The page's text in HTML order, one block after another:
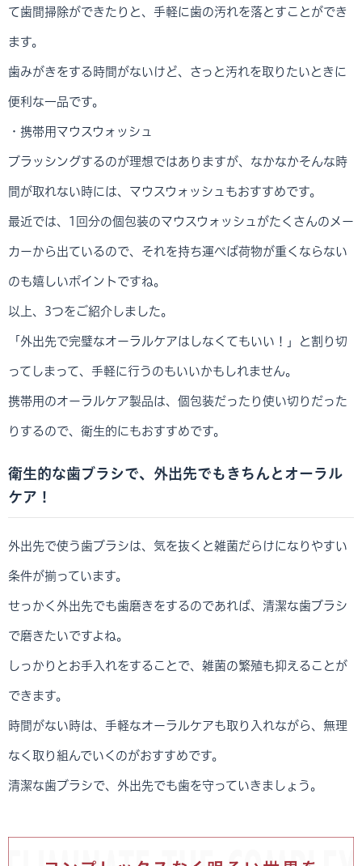
て歯間掃除ができたりと、手軽に歯の汚れを落とすことができ
ます。
歯みがきをする時間がないけど、さっと汚れを取りたいときに
便利な一品です。
・携帯用マウスウォッシュ
ブラッシングするのが理想ではありますが、なかなかそんな時
間が取れない時には、マウスウォッシュもおすすめです。
最近では、1回分の個包装のマウスウォッシュがたくさんのメー
カーから出ているので、それを持ち運べば荷物が重くならない
のも嬉しいポイントですね。
以上、3つをご紹介しました。
「外出先で完璧なオーラルケアはしなくてもいい！」と割り切
ってしまって、手軽に行うのもいいかもしれません。
携帯用のオーラルケア製品は、個包装だったり使い切りだった
りするので、衛生的にもおすすめです。
衛生的な歯ブラシで、外出先でもきちんとオーラル
ケア！
外出先で使う歯ブラシは、気を抜くと雑菌だらけになりやすい
条件が揃っています。
せっかく外出先でも歯磨きをするのであれば、清潔な歯ブラシ
で磨きたいですよね。
しっかりとお手入れをすることで、雑菌の繁殖も抑えることが
できます。
時間がない時は、手軽なオーラルケアも取り入れながら、無理
なく取り組んでいくのがおすすめです。
清潔な歯ブラシで、外出先でも歯を守っていきましょう。